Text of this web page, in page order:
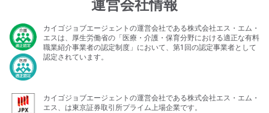
カイゴジョブエージェントの運営会社である株式会社エス・エム・
エスは、厚生労働省の「医療・介護・保育分野における適正な有料
職業紹介事業者の認定制度」において、第1回の認定事業者として
認定されています。
カイゴジョブエージェントの運営会社である株式会社エス・エム・
エス、は東京証券取引所プライム上場企業です。